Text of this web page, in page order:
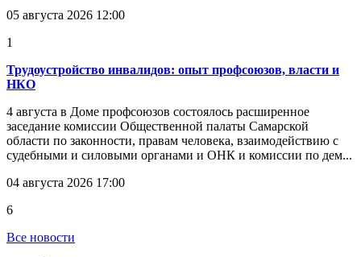
05 августа 2026 12:00
1
Трудоустройство инвалидов: опыт профсоюзов, власти и
НКО
4 августа в Доме профсоюзов состоялось расширенное
заседание комиссии Общественной палаты Самарской
области по законности, правам человека, взаимодействию с
судебными и силовыми органами и ОНК и комиссии по дем...
04 августа 2026 17:00
6
Все новости